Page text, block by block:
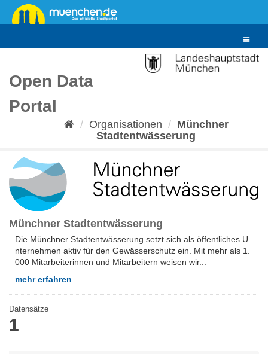
Überspringen
zum
Toggle
Open Data
Portal
Organisationen
Münchner
Stadtentwässerung
Münchner Stadtentwässerung
Die Münchner Stadtentwässerung setzt sich als öffentliches U
nternehmen aktiv für den Gewässerschutz ein. Mit mehr als 1.
000 Mitarbeiterinnen und Mitarbeitern weisen wir...
mehr erfahren
Datensätze
1